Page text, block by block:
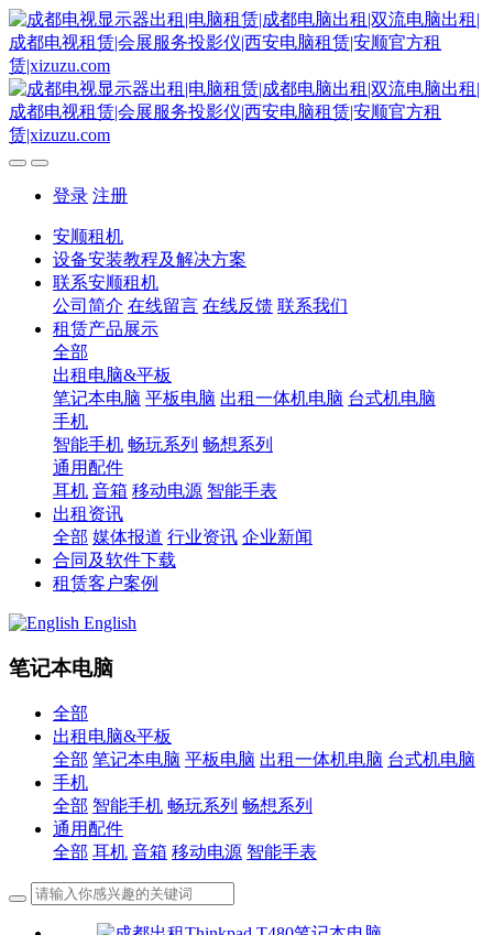
登录 注册
安顺租机
设备安装教程及解决方案
联系安顺租机
公司简介 在线留言 在线反馈 联系我们
租赁产品展示
全部
出租电脑&平板
笔记本电脑 平板电脑 出租一体机电脑 台式机电脑
手机
智能手机 畅玩系列 畅想系列
通用配件
耳机 音箱 移动电源 智能手表
出租资讯
全部 媒体报道 行业资讯 企业新闻
合同及软件下载
租赁客户案例
English
笔记本电脑
全部
出租电脑&平板
全部 笔记本电脑 平板电脑 出租一体机电脑 台式机电脑
手机
全部 智能手机 畅玩系列 畅想系列
通用配件
全部 耳机 音箱 移动电源 智能手表